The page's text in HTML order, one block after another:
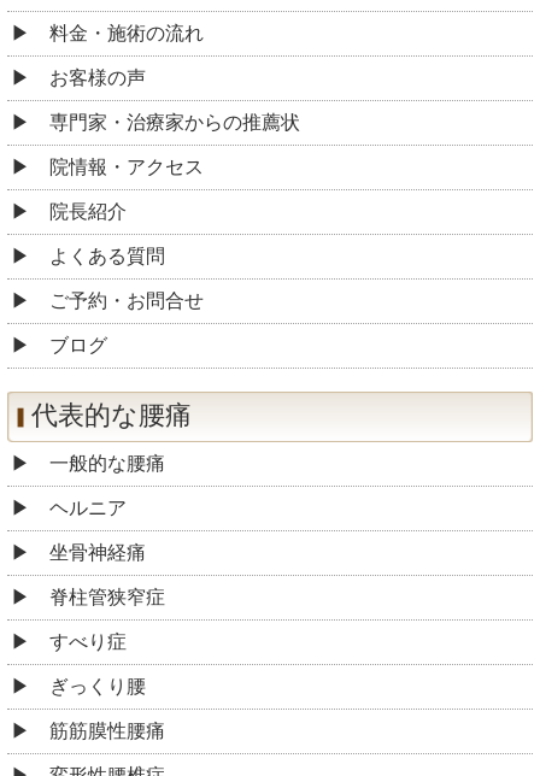
料金・施術の流れ
お客様の声
専門家・治療家からの推薦状
院情報・アクセス
院長紹介
よくある質問
ご予約・お問合せ
ブログ
代表的な腰痛
一般的な腰痛
ヘルニア
坐骨神経痛
脊柱管狭窄症
すべり症
ぎっくり腰
筋筋膜性腰痛